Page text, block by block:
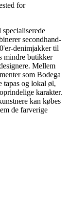
for
secondhand-
denimjakker til
mindre butikker
Mellem
som Bodega
tapas og lokal øl,
karakter.
kan købes
de farverige